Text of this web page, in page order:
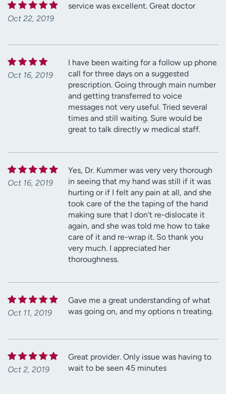
Oct 22, 2019
service was excellent. Great doctor
Oct 16, 2019
I have been waiting for a follow up phone
call for three days on a suggested
prescription. Going through main number
and getting transferred to voice
messages not very useful. Tried several
times and still waiting. Sure would be
great to talk directly w medical staff.
Oct 16, 2019
Yes, Dr. Kummer was very very thorough
in seeing that my hand was still if it was
hurting or if I felt any pain at all, and she
took care of the the taping of the hand
making sure that I don't re-dislocate it
again, and she was told me how to take
care of it and re-wrap it. So thank you
very much. I appreciated her
thoroughness.
Oct 11, 2019
Gave me a great understanding of what
was going on, and my options n treating.
Oct 2, 2019
Great provider. Only issue was having to
wait to be seen 45 minutes